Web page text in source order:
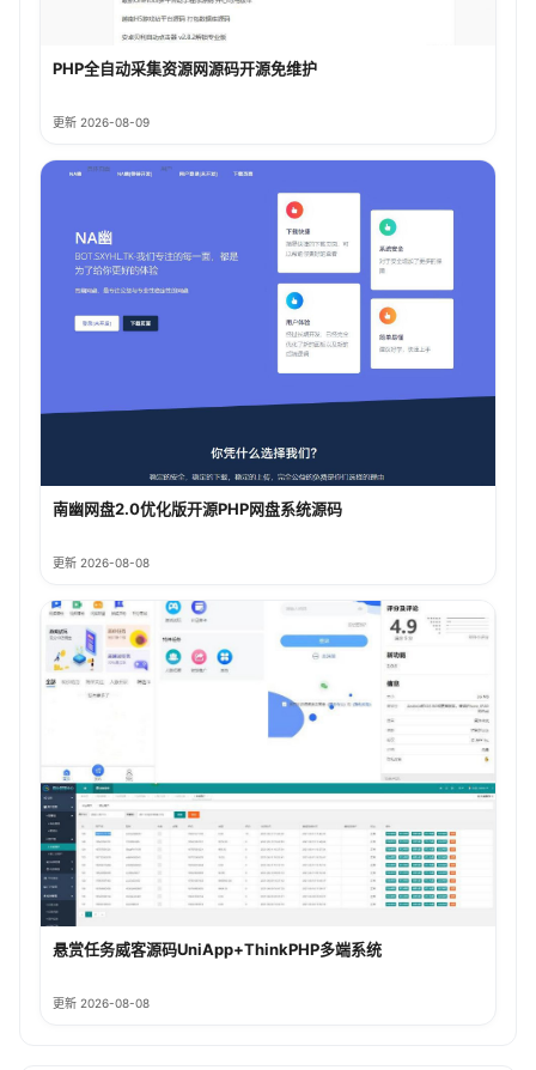
PHP全自动采集资源网源码开源免维护
更新 2026-08-09
南幽网盘2.0优化版开源PHP网盘系统源码
更新 2026-08-08
悬赏任务威客源码UniApp+ThinkPHP多端系统
更新 2026-08-08